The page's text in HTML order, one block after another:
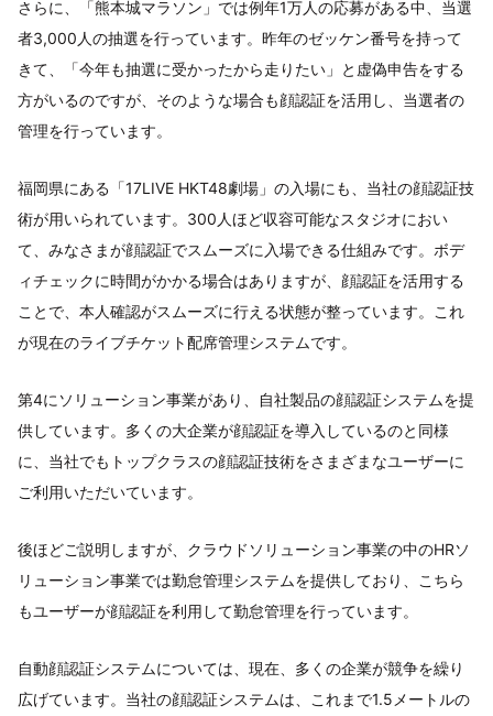
さらに、「熊本城マラソン」では例年1万人の応募がある中、当選
者3,000人の抽選を行っています。昨年のゼッケン番号を持って
きて、「今年も抽選に受かったから走りたい」と虚偽申告をする
方がいるのですが、そのような場合も顔認証を活用し、当選者の
管理を行っています。
福岡県にある「17LIVE HKT48劇場」の入場にも、当社の顔認証技
術が用いられています。300人ほど収容可能なスタジオにおい
て、みなさまが顔認証でスムーズに入場できる仕組みです。ボデ
ィチェックに時間がかかる場合はありますが、顔認証を活用する
ことで、本人確認がスムーズに行える状態が整っています。これ
が現在のライブチケット配席管理システムです。
第4にソリューション事業があり、自社製品の顔認証システムを提
供しています。多くの大企業が顔認証を導入しているのと同様
に、当社でもトップクラスの顔認証技術をさまざまなユーザーに
ご利用いただいています。
後ほどご説明しますが、クラウドソリューション事業の中のHRソ
リューション事業では勤怠管理システムを提供しており、こちら
もユーザーが顔認証を利用して勤怠管理を行っています。
自動顔認証システムについては、現在、多くの企業が競争を繰り
広げています。当社の顔認証システムは、これまで1.5メートルの